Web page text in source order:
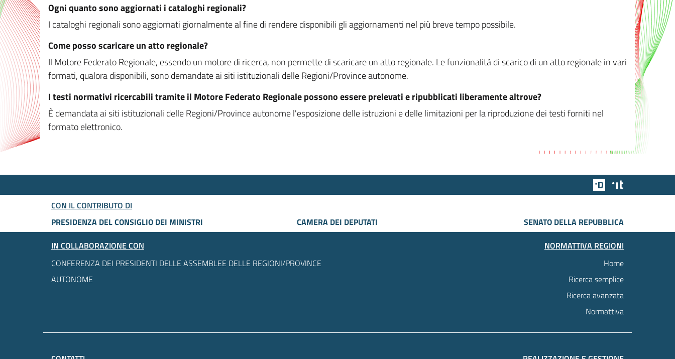
Ogni quanto sono aggiornati i cataloghi regionali?
I cataloghi regionali sono aggiornati giornalmente al fine di rendere disponibili gli aggiornamenti nel più breve tempo possibile.
Come posso scaricare un atto regionale?
Il Motore Federato Regionale, essendo un motore di ricerca, non permette di scaricare un atto regionale. Le funzionalità di scarico di un atto regionale in vari
formati, qualora disponibili, sono demandate ai siti istituzionali delle Regioni/Province autonome.
I testi normativi ricercabili tramite il Motore Federato Regionale possono essere prelevati e ripubblicati liberamente altrove?
È demandata ai siti istituzionali delle Regioni/Province autonome l'esposizione delle istruzioni e delle limitazioni per la riproduzione dei testi forniti nel
formato elettronico.
Team Digitale
CON IL CONTRIBUTO DI
PRESIDENZA DEL CONSIGLIO DEI MINISTRI
CAMERA DEI DEPUTATI
SENATO DELLA REPUBBLICA
IN COLLABORAZIONE CON
CONFERENZA DEI PRESIDENTI DELLE ASSEMBLEE DELLE REGIONI/PROVINCE
AUTONOME
NORMATTIVA REGIONI
Home
Ricerca semplice
Ricerca avanzata
Normattiva